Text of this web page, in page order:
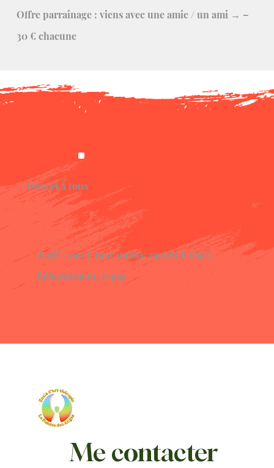
Offre parrainage : viens avec une amie / un ami → –
30 € chacune
Ouvert à tous
Tarif : 590 € tout inclus: matériel d'art ,
hébergement, repas
Me contacter